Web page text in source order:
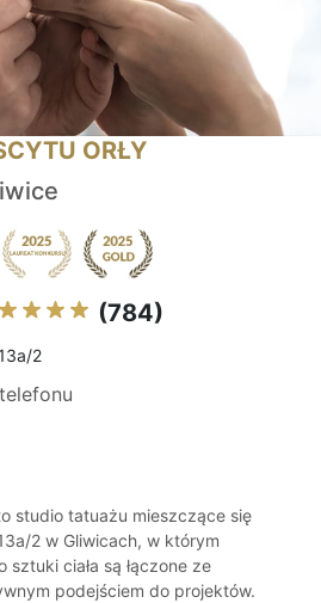
ORŁY
(784)
2
studio tatuażu mieszczące się
2 w Gliwicach, w którym
ciała są łączone ze
podejściem do projektów.